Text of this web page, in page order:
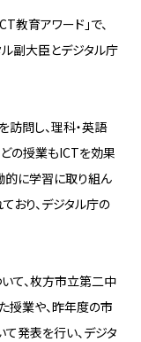
教育アワード」で、
ル副大臣とデジタル庁
問し、理科・英語
の授業もICTを効果
的に学習に取り組ん
おり、デジタル庁の
て、枚方市立第二中
授業や、昨年度の市
発表を行い、デジタ